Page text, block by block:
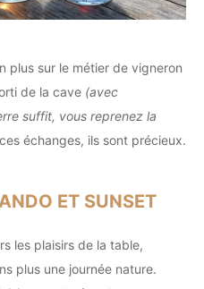
plus sur le métier de vigneron
de la cave (avec
suffit, vous reprenez la
échanges, ils sont précieux.
ET SUNSET
les plaisirs de la table,
plus une journée nature.